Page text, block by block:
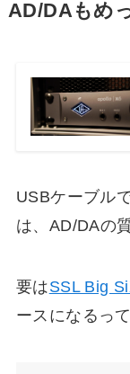
AD/DAもめ
USBケーブル
は、AD/DAの
要はSSL Big
ースになるっ